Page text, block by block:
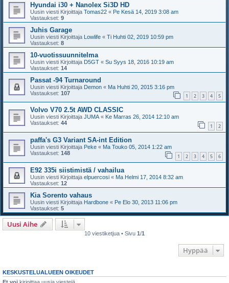
Hyundai i30 + Nanolex Si3D HD
Uusin viesti Kirjoittaja Tomas22 « Pe Kesä 14, 2019 3:08 am
Vastaukset: 9
Juhis Garage
Uusin viesti Kirjoittaja Lowlife « Ti Huhti 02, 2019 10:59 pm
Vastaukset: 8
10-vuotissuunnitelma
Uusin viesti Kirjoittaja D5GT « Su Syys 18, 2016 10:19 am
Vastaukset: 14
Passat -94 Turnaround
Uusin viesti Kirjoittaja Demon « Ma Huhti 20, 2015 3:16 pm
Vastaukset: 107 1 2 3 4 5
Volvo V70 2.5t AWD CLASSIC
Uusin viesti Kirjoittaja JUMA « Ke Marras 26, 2014 12:10 am
Vastaukset: 44 1 2
paffa's G3 Variant SA-int Edition
Uusin viesti Kirjoittaja Peke « Ma Touko 05, 2014 1:22 am
Vastaukset: 148 1 2 3 4 5 6
E92 335i siistimistä / vahailua
Uusin viesti Kirjoittaja elpuercosi « Ma Helmi 17, 2014 8:32 am
Vastaukset: 12
Kia Sorento vahaus
Uusin viesti Kirjoittaja Hardbone « Pe Elo 30, 2013 11:06 pm
Vastaukset: 5
Uusi Aihe
10 viestiketjua • Sivu 1/1
Hyppää
KESKUSTELUALUEEN OIKEUDET
Et voi kirjoittaa uusia viestejä